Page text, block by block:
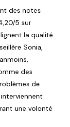
des notes
5 sur
la qualité
Sonia,
des
de
une volonté